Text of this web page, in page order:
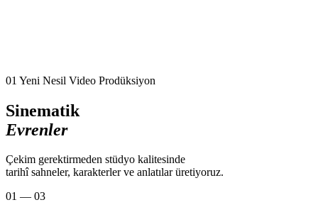
01 Yeni Nesil Video Prodüksiyon
Sinematik
Evrenler
Çekim gerektirmeden stüdyo kalitesinde
tarihî sahneler, karakterler ve anlatılar üretiyoruz.
01 — 03